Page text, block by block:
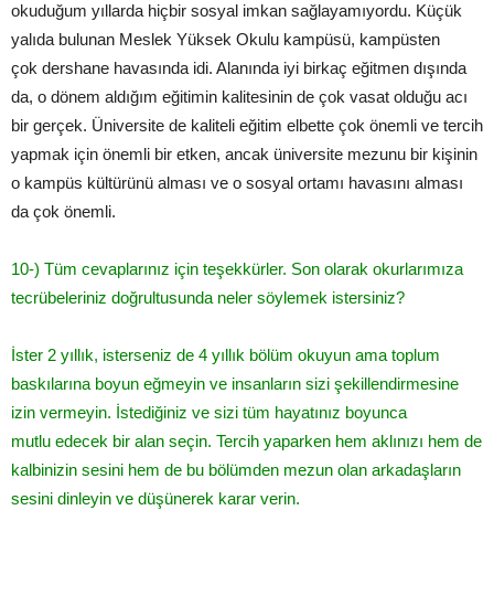
okuduğum yıllarda hiçbir sosyal imkan sağlayamıyordu. Küçük
yalıda bulunan Meslek Yüksek Okulu kampüsü, kampüsten
çok dershane havasında idi. Alanında iyi birkaç eğitmen dışında
da, o dönem aldığım eğitimin kalitesinin de çok vasat olduğu acı
bir gerçek. Üniversite de kaliteli eğitim elbette çok önemli ve tercih
yapmak için önemli bir etken, ancak üniversite mezunu bir kişinin
o kampüs kültürünü alması ve o sosyal ortamı havasını alması
da çok önemli.
10-­) Tüm cevaplarınız için teşekkürler. Son olarak okurlarımıza
tecrübeleriniz doğrultusunda neler söylemek istersiniz?
İster 2 yıllık, isterseniz de 4 yıllık bölüm okuyun ama toplum
baskılarına boyun eğmeyin ve insanların sizi şekillendirmesine
izin vermeyin. İstediğiniz ve sizi tüm hayatınız boyunca
mutlu edecek bir alan seçin. Tercih yaparken hem aklınızı hem de
kalbinizin sesini hem de bu bölümden mezun olan arkadaşların
sesini dinleyin ve düşünerek karar verin.